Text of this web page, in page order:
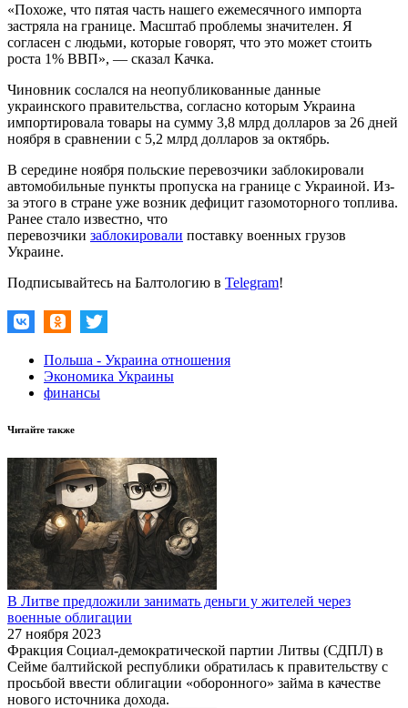
«Похоже, что пятая часть нашего ежемесячного импорта
застряла на границе. Масштаб проблемы значителен. Я
согласен с людьми, которые говорят, что это может стоить
роста 1% ВВП», — сказал Качка.
Чиновник сослался на неопубликованные данные
украинского правительства, согласно которым Украина
импортировала товары на сумму 3,8 млрд долларов за 26 дней
ноября в сравнении с 5,2 млрд долларов за октябрь.
В середине ноября польские перевозчики заблокировали
автомобильные пункты пропуска на границе с Украиной. Из-
за этого в стране уже возник дефицит газомоторного топлива.
Ранее стало известно, что
перевозчики заблокировали поставку военных грузов
Украине.
Подписывайтесь на Балтологию в Telegram!
Польша - Украина отношения
Экономика Украины
финансы
Читайте также
В Литве предложили занимать деньги у жителей через
военные облигации
27 ноября 2023
Фракция Социал-демократической партии Литвы (СДПЛ) в
Сейме балтийской республики обратилась к правительству с
просьбой ввести облигации «оборонного» займа в качестве
нового источника дохода.